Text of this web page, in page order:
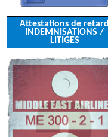
Attestations de retard
INDEMNISATIONS /
LITIGES